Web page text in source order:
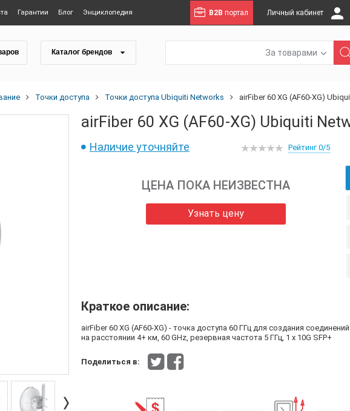
Гарантии Блог Энциклопедия B2B портал Личный кабинет
Каталог брендов За товарами
Точки доступа Точки доступа Ubiquiti Networks airFiber 60 XG (AF60-XG)
airFiber 60 XG (AF60-XG) Ubiquiti
Наличие уточняйте Рейтинг 0/5
ЦЕНА ПОКА НЕИЗВЕСТНА
Узнать цену
Краткое описание:
airFiber 60 XG (AF60-XG) - точка доступа 60 ГГц для создания
на расстоянии 4+ км, 60 GHz, резервная частота 5 ГГц, 1 х 10G SFP+
Поделиться в: